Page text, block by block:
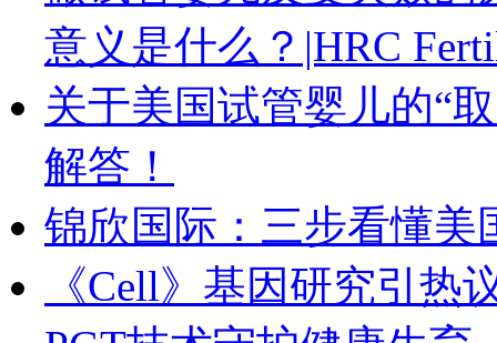
意义是什么？|HRC
关于美国试管婴儿的“
解答！
锦欣国际：三步看懂美
《Cell》基因研究引热